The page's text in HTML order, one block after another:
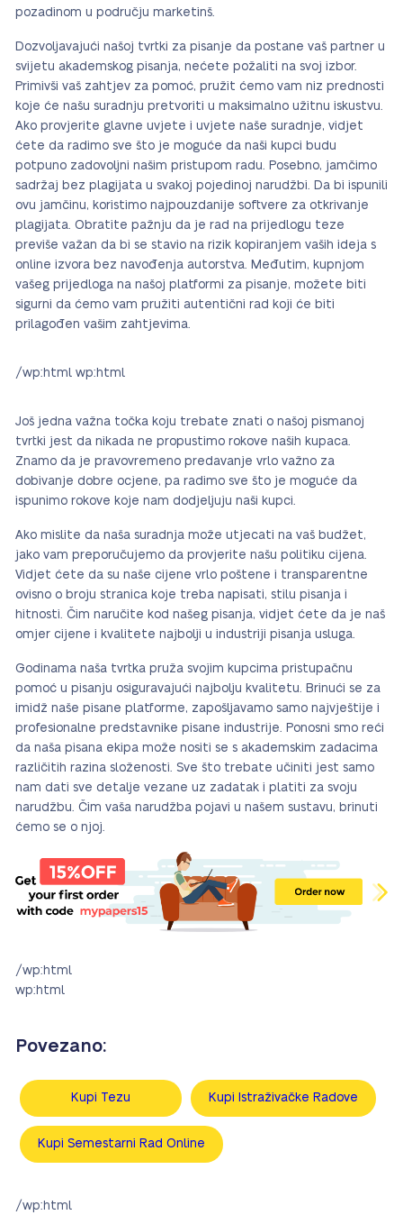
pozadinom u području marketinš.
Dozvoljavajući našoj tvrtki za pisanje da postane vaš partner u
svijetu akademskog pisanja, nećete požaliti na svoj izbor.
Primivši vaš zahtjev za pomoć, pružit ćemo vam niz prednosti
koje će našu suradnju pretvoriti u maksimalno užitnu iskustvu.
Ako provjerite glavne uvjete i uvjete naše suradnje, vidjet
ćete da radimo sve što je moguće da naši kupci budu
potpuno zadovoljni našim pristupom radu. Posebno, jamčimo
sadržaj bez plagijata u svakoj pojedinoj narudžbi. Da bi ispunili
ovu jamčinu, koristimo najpouzdanije softvere za otkrivanje
plagijata. Obratite pažnju da je rad na prijedlogu teze
previše važan da bi se stavio na rizik kopiranjem vaših ideja s
online izvora bez navođenja autorstva. Međutim, kupnjom
vašeg prijedloga na našoj platformi za pisanje, možete biti
sigurni da ćemo vam pružiti autentični rad koji će biti
prilagođen vašim zahtjevima.
/wp:html wp:html
Još jedna važna točka koju trebate znati o našoj pismanoj
tvrtki jest da nikada ne propustimo rokove naših kupaca.
Znamo da je pravovremeno predavanje vrlo važno za
dobivanje dobre ocjene, pa radimo sve što je moguće da
ispunimo rokove koje nam dodjeljuju naši kupci.
Ako mislite da naša suradnja može utjecati na vaš budžet,
jako vam preporučujemo da provjerite našu politiku cijena.
Vidjet ćete da su naše cijene vrlo poštene i transparentne
ovisno o broju stranica koje treba napisati, stilu pisanja i
hitnosti. Čim naručite kod našeg pisanja, vidjet ćete da je naš
omjer cijene i kvalitete najbolji u industriji pisanja usluga.
Godinama naša tvrtka pruža svojim kupcima pristupačnu
pomoć u pisanju osiguravajući najbolju kvalitetu. Brinući se za
imidž naše pisane platforme, zapošljavamo samo najvještije i
profesionalne predstavnike pisane industrije. Ponosni smo reći
da naša pisana ekipa može nositi se s akademskim zadacima
različitih razina složenosti. Sve što trebate učiniti jest samo
nam dati sve detalje vezane uz zadatak i platiti za svoju
narudžbu. Čim vaša narudžba pojavi u našem sustavu, brinuti
ćemo se o njoj.
/wp:html
wp:html
Povezano:
Kupi Tezu Kupi Istraživačke Radove
Kupi Semestarni Rad Online
/wp:html